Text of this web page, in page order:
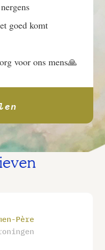
goed komt
voor ons mens🙏
Père